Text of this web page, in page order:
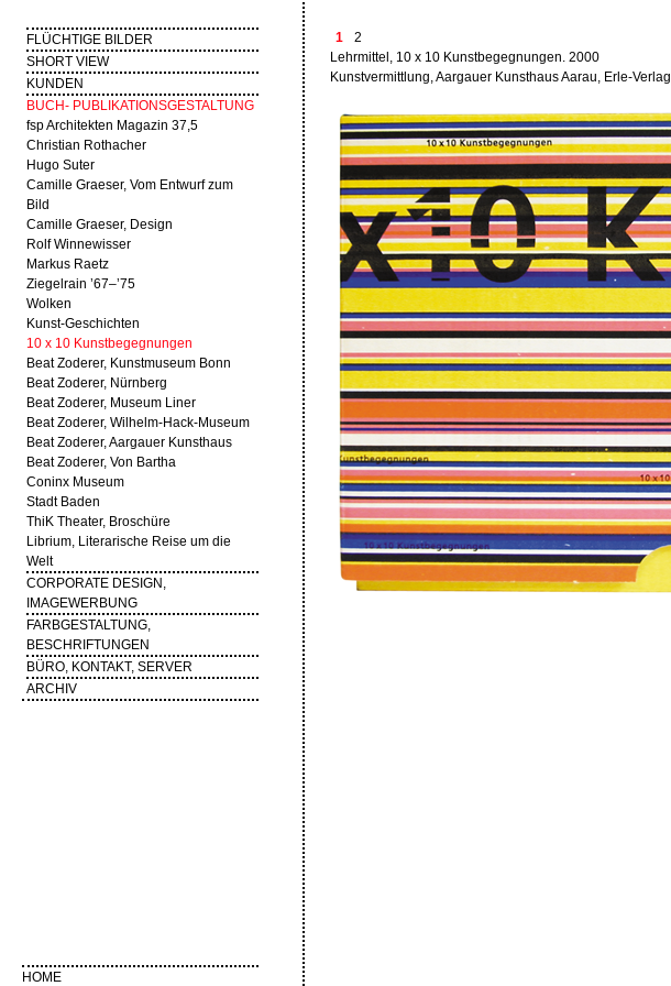
FLÜCHTIGE BILDER
SHORT VIEW
KUNDEN
BUCH- PUBLIKATIONSGESTALTUNG
fsp Architekten Magazin 37,5
Christian Rothacher
Hugo Suter
Camille Graeser, Vom Entwurf zum
Bild
Camille Graeser, Design
Rolf Winnewisser
Markus Raetz
Ziegelrain ’67–’75
Wolken
Kunst-Geschichten
10 x 10 Kunstbegegnungen
Beat Zoderer, Kunstmuseum Bonn
Beat Zoderer, Nürnberg
Beat Zoderer, Museum Liner
Beat Zoderer, Wilhelm-Hack-Museum
Beat Zoderer, Aargauer Kunsthaus
Beat Zoderer, Von Bartha
Coninx Museum
Stadt Baden
ThiK Theater, Broschüre
Librium, Literarische Reise um die
Welt
CORPORATE DESIGN,
IMAGEWERBUNG
FARBGESTALTUNG,
BESCHRIFTUNGEN
BÜRO, KONTAKT, SERVER
ARCHIV
1
2
Lehrmittel, 10 x 10 Kunstbegegnungen. 2000
Kunstvermittlung, Aargauer Kunsthaus Aarau, Erle-Verlag
HOME